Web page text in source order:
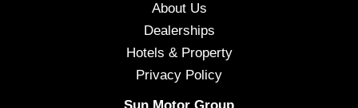
About Us
Dealerships
Hotels & Property
Privacy Policy